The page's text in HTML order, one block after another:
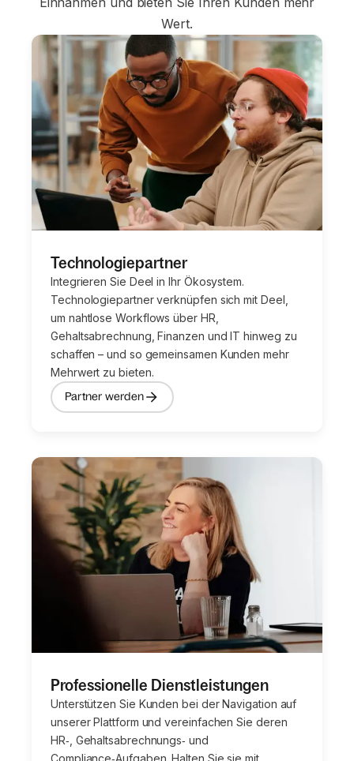
Wert.
Technologiepartner
Integrieren Sie Deel in Ihr Ökosystem.
Technologiepartner verknüpfen sich mit Deel,
um nahtlose Workflows über HR,
Gehaltsabrechnung, Finanzen und IT hinweg zu
schaffen – und so gemeinsamen Kunden mehr
Mehrwert zu bieten.
Partner werden
Professionelle Dienstleistungen
Unterstützen Sie Kunden bei der Navigation auf
unserer Plattform und vereinfachen Sie deren
HR‑, Gehaltsabrechnungs‑ und
Compliance‑Aufgaben. Halten Sie sie mit